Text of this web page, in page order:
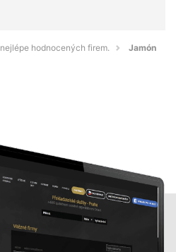
hodnocených firem. Jamón